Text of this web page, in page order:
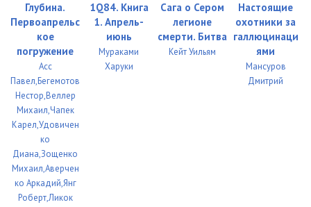
Глубина.
Первоапрельс
кое
погружение
Асс
Павел,Бегемотов
Нестор,Веллер
Михаил,Чапек
Карел,Удовичен
ко
Диана,Зощенко
Михаил,Аверчен
ко Аркадий,Янг
Роберт,Ликок
1Q84. Книга
1. Апрель-
июнь
Мураками
Харуки
Сага о Сером
легионе
смерти. Битва
Кейт Уильям
Настоящие
охотники за
галлюцинаци
ями
Мансуров
Дмитрий